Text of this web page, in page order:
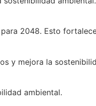
2048. Esto
y mejora la
ambiental.